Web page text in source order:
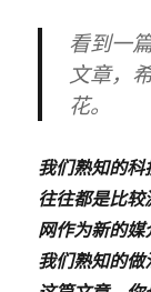
看到一
文章，
花。
我们熟知的
往往都是比
网作为新的媒
我们熟知的